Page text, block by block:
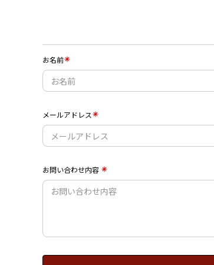
お名前
メールアドレス
お問い合わせ内容